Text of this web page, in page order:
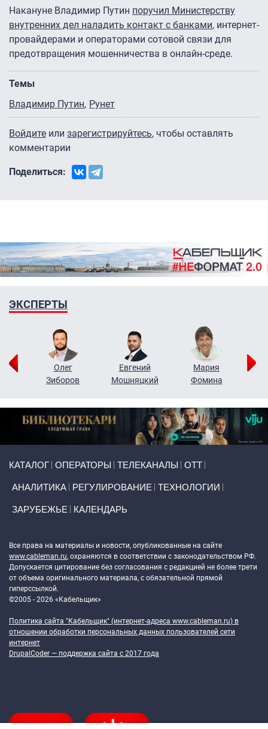
Накануне Владимир Путин поручил Министерству
внутренних дел наладить контакт с банками, интернет-
провайдерами и операторами сотовой связи для
предотвращения мошенничества в онлайн-среде.
Темы
Владимир Путин Рунет
Войдите или зарегистрируйтесь, чтобы оставлять
комментарии
Поделиться:
ЭКСПЕРТЫ
Олег
Зиборов
Евгений
Мошняцкий
Мария
Фомина
КАТАЛОГ ОПЕРАТОРЫ ТЕЛЕКАНАЛЫ ОТТ
АНАЛИТИКА РЕГУЛИРОВАНИЕ ТЕХНОЛОГИИ
ЗАРУБЕЖЬЕ КАЛЕНДАРЬ
Все права на материалы и новости, опубликованные на сайте
www.cableman.ru, охраняются в соответствии с законодательством РФ.
Допускается цитирование без согласования с редакцией не более трети
от объема оригинального материала, с обязательной прямой
гиперссылкой.
©2005 - 2026 «Кабельщик»
Политика сайта "Кабельщик" (интернет-адреса www.cableman.ru) в
отношении обработки персональных данных пользователей сети
интернет
DrupalCoder — поддержка сайта c 2017 года